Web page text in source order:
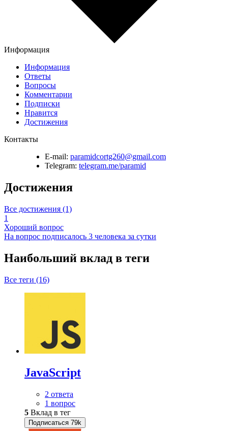
Информация
Информация
Ответы
Вопросы
Комментарии
Подписки
Нравится
Достижения
Контакты
E-mail: paramidcortg260@gmail.com
Telegram: telegram.me/paramid
Достижения
Все достижения (1)
1
Хороший вопрос
На вопрос подписалось 3 человека за сутки
Наибольший вклад в теги
Все теги (16)
JavaScript
2 ответа
1 вопрос
5 Вклад в тег
Подписаться 79k